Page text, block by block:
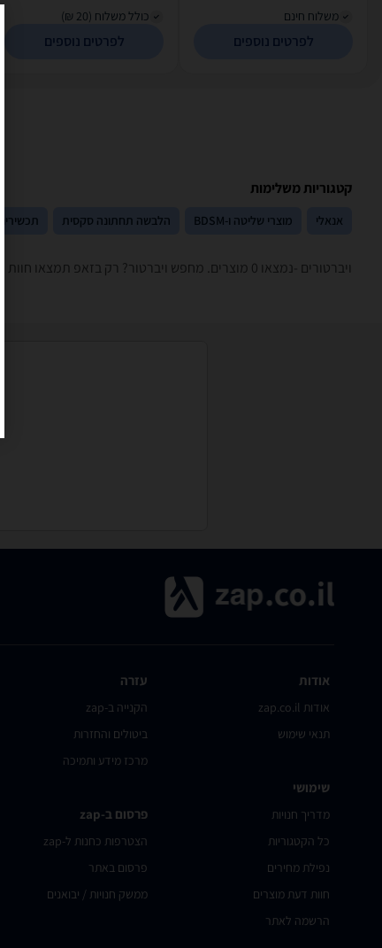
משלוח חינם
לפרטים נוספים
כולל משלוח (20 ₪)
לפרטים נוספים
קטגוריות משלימות
אנאלי מוצרי שליטה ו-BDSM הלבשה תחתונה סקסית תכשירים
ויברטורים -נמצאו 0 מוצרים. מחפש ויברטור? רק בזאפ תמצאו חוות דעת, השוואת מחירים ביותר מאלף חנויות בתחום מבוגרים בלבד וכל המידע הנחוץ עבור קבלת החלטה חכמה!
אודות
אודות zap.co.il
תנאי שימוש
שימושי
מדריך חנויות
כל הקטגוריות
נפילת מחירים
חוות דעת מוצרים
הרשמה לאתר
עזרה
הקנייה ב-zap
ביטולים והחזרות
מרכז מידע ותמיכה
פרסום ב-zap
הצטרפות כחנות ל-zap
פרסום באתר
ממשק חנויות / יבואנים